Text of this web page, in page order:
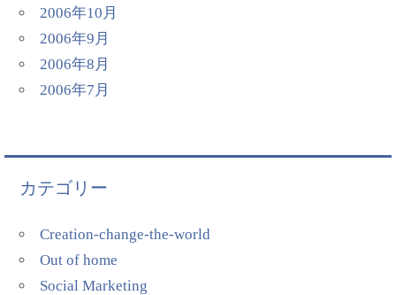
2006年10月
2006年9月
2006年8月
2006年7月
カテゴリー
Creation-change-the-world
Out of home
Social Marketing